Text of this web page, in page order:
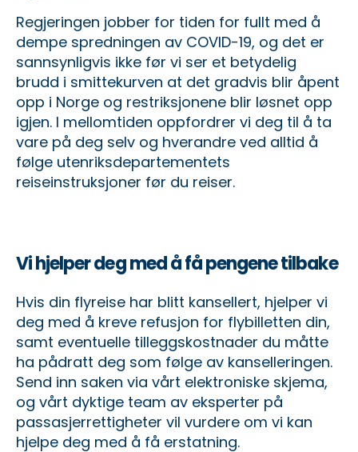
Regjeringen jobber for tiden for fullt med å
dempe spredningen av COVID-19, og det er
sannsynligvis ikke før vi ser et betydelig
brudd i smittekurven at det gradvis blir åpent
opp i Norge og restriksjonene blir løsnet opp
igjen. I mellomtiden oppfordrer vi deg til å ta
vare på deg selv og hverandre ved alltid å
følge utenriksdepartementets
reiseinstruksjoner før du reiser.
Vi hjelper deg med å få pengene tilbake
Hvis din flyreise har blitt kansellert, hjelper vi
deg med å kreve refusjon for flybilletten din,
samt eventuelle tilleggskostnader du måtte
ha pådratt deg som følge av kanselleringen.
Send inn saken via vårt elektroniske skjema,
og vårt dyktige team av eksperter på
passasjerrettigheter vil vurdere om vi kan
hjelpe deg med å få erstatning.